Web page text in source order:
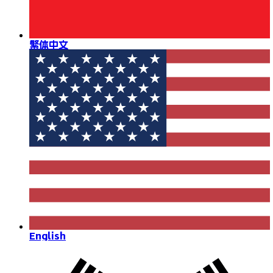
繁体中文
English